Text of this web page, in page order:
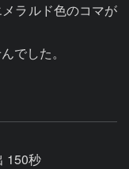
ラルド色のコマが
でした。
150秒